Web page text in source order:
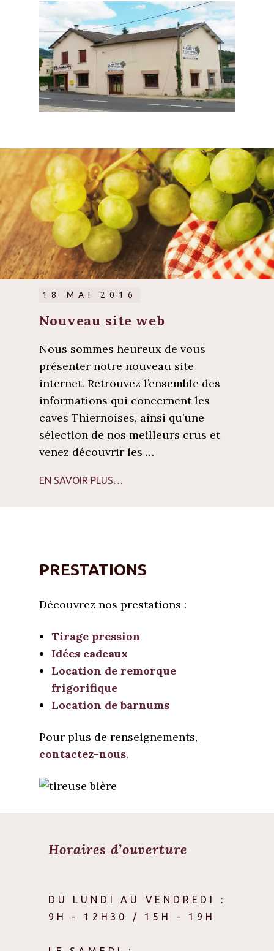
18 MAI 2016
Nouveau site web
Nous sommes heureux de vous
présenter notre nouveau site
internet. Retrouvez l’ensemble des
informations qui concernent les
caves Thiernoises, ainsi qu’une
sélection de nos meilleurs crus et
venez découvrir les …
EN SAVOIR PLUS…
PRESTATIONS
Découvrez nos prestations :
Tirage pression
Idées cadeaux
Location de remorque
frigorifique
Location de barnums
Pour plus de renseignements,
contactez-nous.
Horaires d’ouverture
DU LUNDI AU VENDREDI :
9H - 12H30 / 15H - 19H